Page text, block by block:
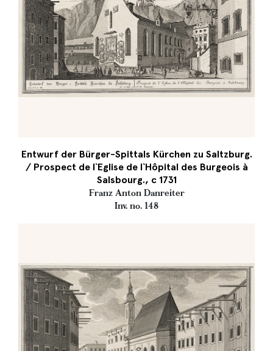
Entwurf der Bürger-Spittals Kürchen zu Saltzburg.
/ Prospect de l`Eglise de l`Hôpital des Burgeois à
Salsbourg., c 1731
Franz Anton Danreiter
Inv. no. 148